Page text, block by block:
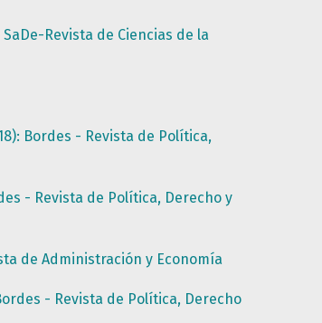
SaDe-Revista de Ciencias de la
Bordes - Revista de Política,
- Revista de Política, Derecho y
de Administración y Economía
- Revista de Política, Derecho